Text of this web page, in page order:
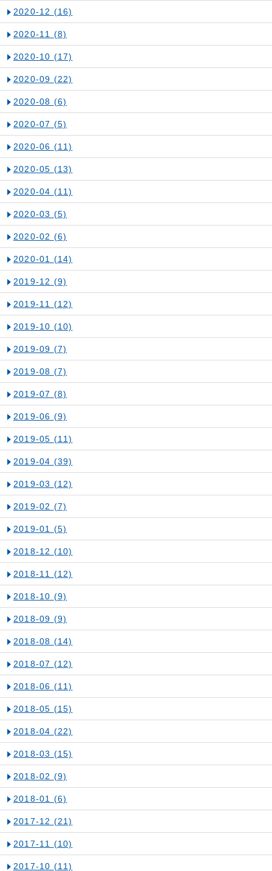
2020-12 (16)
2020-11 (8)
2020-10 (17)
2020-09 (22)
2020-08 (6)
2020-07 (5)
2020-06 (11)
2020-05 (13)
2020-04 (11)
2020-03 (5)
2020-02 (6)
2020-01 (14)
2019-12 (9)
2019-11 (12)
2019-10 (10)
2019-09 (7)
2019-08 (7)
2019-07 (8)
2019-06 (9)
2019-05 (11)
2019-04 (39)
2019-03 (12)
2019-02 (7)
2019-01 (5)
2018-12 (10)
2018-11 (12)
2018-10 (9)
2018-09 (9)
2018-08 (14)
2018-07 (12)
2018-06 (11)
2018-05 (15)
2018-04 (22)
2018-03 (15)
2018-02 (9)
2018-01 (6)
2017-12 (21)
2017-11 (10)
2017-10 (11)